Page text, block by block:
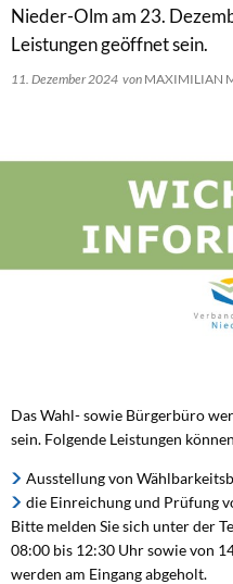
Nieder-Olm am 23.
Leistungen geöffnet sein.
11. Dezember 2024 von MAXIMILIAN
Das Wahl- sowie Bürgerbüro
sein. Folgende Leistungen
Ausstellung von
die Einreichung und Prüfung
Bitte melden Sie sich unter der
08:00 bis 12:30 Uhr sowie von
werden am Eingang abgeholt.